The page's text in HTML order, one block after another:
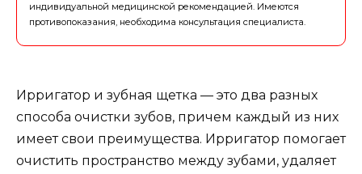
индивидуальной медицинской рекомендацией. Имеются
противопоказания, необходима консультация специалиста.
Ирригатор и зубная щетка — это два разных
способа очистки зубов, причем каждый из них
имеет свои преимущества. Ирригатор помогает
очистить пространство между зубами, удаляет